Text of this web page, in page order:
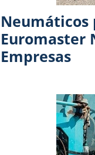
Neumáticos
Euromaster
Empresas